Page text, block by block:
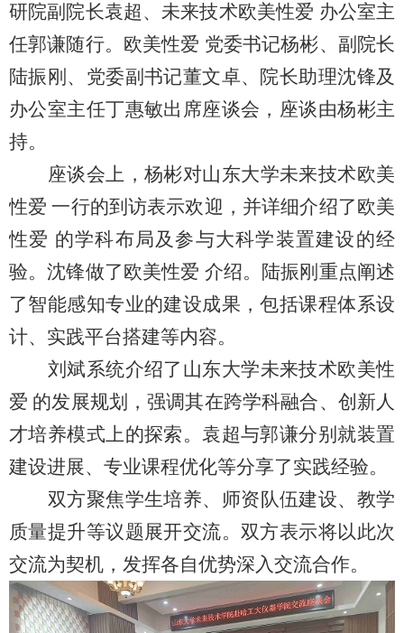
研院副院长袁超、未来技术欧美性爱 办公室主
任郭谦随行。欧美性爱 党委书记杨彬、副院长
陆振刚、党委副书记董文卓、院长助理沈锋及
办公室主任丁惠敏出席座谈会，座谈由杨彬主
持。
座谈会上，杨彬对山东大学未来技术欧美
性爱 一行的到访表示欢迎，并详细介绍了欧美
性爱 的学科布局及参与大科学装置建设的经
验。沈锋做了欧美性爱 介绍。陆振刚重点阐述
了智能感知专业的建设成果，包括课程体系设
计、实践平台搭建等内容。
刘斌系统介绍了山东大学未来技术欧美性
爱 的发展规划，强调其在跨学科融合、创新人
才培养模式上的探索。袁超与郭谦分别就装置
建设进展、专业课程优化等分享了实践经验。
双方聚焦学生培养、师资队伍建设、教学
质量提升等议题展开交流。双方表示将以此次
交流为契机，发挥各自优势深入交流合作。